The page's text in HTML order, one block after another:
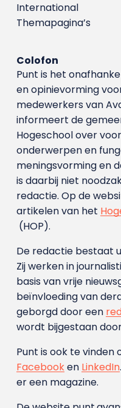
International
Themapagina’s
Colofon
Punt is het
en opinievorming
medewerkers van
informeert de
Hogeschool over
onderwerpen en
meningsvorming en
is daarbij niet
redactie. Op de
artikelen van het
(HOP).
De redactie bestaat
Zij werken in
basis van vrije
beïnvloeding van
geborgd door een
wordt bijgestaan
Punt is ook te vinden
Facebooken LinkedIn
er een magazine.